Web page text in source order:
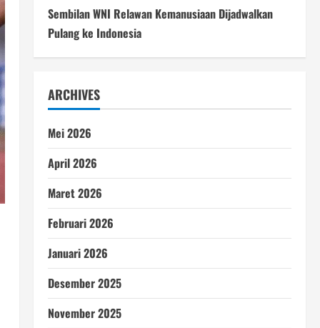
Sembilan WNI Relawan Kemanusiaan Dijadwalkan
Pulang ke Indonesia
ARCHIVES
Mei 2026
April 2026
Maret 2026
Februari 2026
Januari 2026
Desember 2025
November 2025